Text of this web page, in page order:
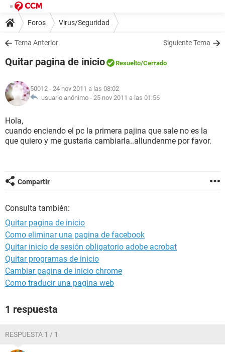
Foros Virus/Seguridad
Tema Anterior Siguiente Tema
Quitar pagina de inicio Resuelto/Cerrado
50012 - 24 nov 2011 a las 08:02
usuario anónimo - 25 nov 2011 a las 01:56
Hola,
cuando enciendo el pc la primera pajina que sale no es la
que quiero y me gustaria cambiarla..allundenme por favor.
Compartir
Consulta también:
Quitar pagina de inicio
Como eliminar una pagina de facebook
Quitar inicio de sesión obligatorio adobe acrobat
Quitar programas de inicio
Cambiar pagina de inicio chrome
Como traducir una pagina web
1 respuesta
RESPUESTA 1 / 1